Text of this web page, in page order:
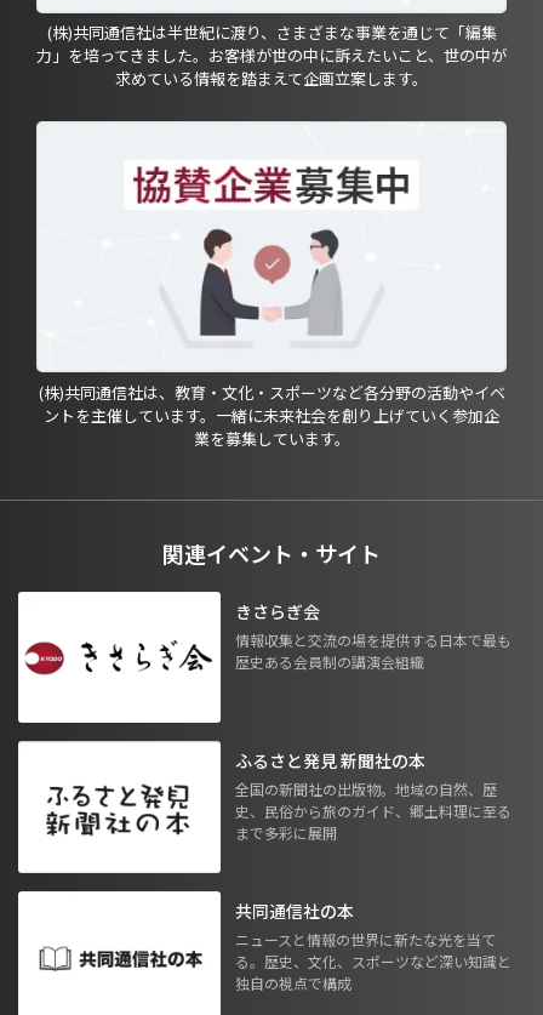
(株)共同通信社は半世紀に渡り、さまざまな事業を通じて「編集
力」を培ってきました。お客様が世の中に訴えたいこと、世の中が
求めている情報を踏まえて企画立案します。
(株)共同通信社は、教育・文化・スポーツなど各分野の活動やイベ
ントを主催しています。一緒に未来社会を創り上げていく参加企
業を募集しています。
関連イベント・サイト
きさらぎ会
情報収集と交流の場を提供する日本で最も
歴史ある会員制の講演会組織
ふるさと発見 新聞社の本
全国の新聞社の出版物。地域の自然、歴
史、民俗から旅のガイド、郷土料理に至る
まで多彩に展開
共同通信社の本
ニュースと情報の世界に新たな光を当て
る。歴史、文化、スポーツなど深い知識と
独自の視点で構成